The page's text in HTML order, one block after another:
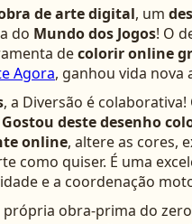
de arte digital, um
do Mundo dos Jogos! O
decolorir online
Agora, ganhou vida nova
, a Diversão é
Gostou deste desenho
online, altere as cores,
como quiser. É uma
e a coordenação
obra-prima do